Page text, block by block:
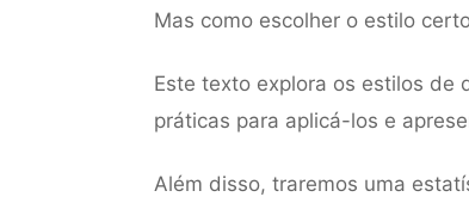
Mas como escolher o estilo
Este texto explora os estilos de
práticas para aplicá-los e
Além disso, traremos uma